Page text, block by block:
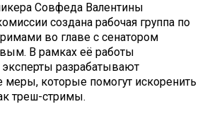
Совфеда Валентины
создана рабочая группа по
во главе с сенатором
В рамках её работы
эксперты разрабатывают
меры, которые помогут искоренить
треш-стримы.